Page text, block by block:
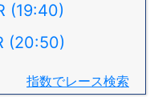
(19:40)
(20:50)
指数でレース検索